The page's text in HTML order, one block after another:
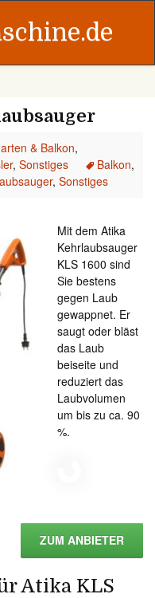
& Balkon,
, Sonstiges Balkon,
, Sonstiges
Mit dem Atika
Kehrlaubsauger
KLS 1600 sind
Sie bestens
gegen Laub
gewappnet. Er
saugt oder bläst
das Laub
beiseite und
reduziert das
Laubvolumen
um bis zu ca. 90
%.
ZUM ANBIETER
Atika KLS